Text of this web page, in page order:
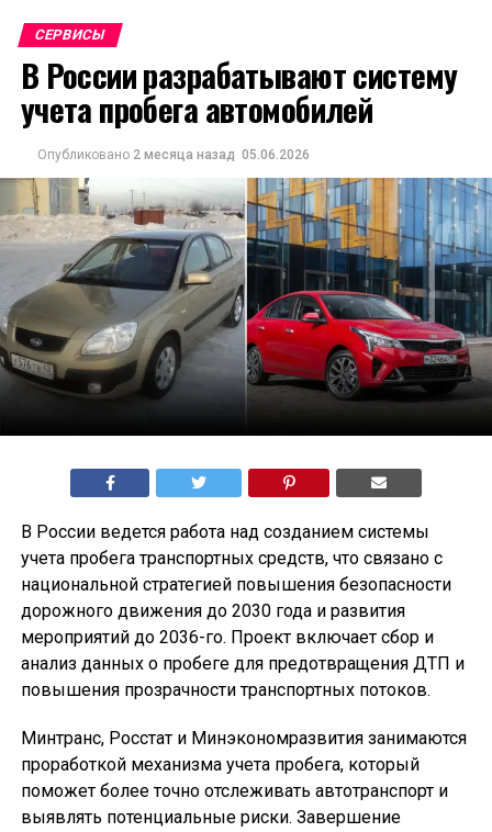
СЕРВИСЫ
В России разрабатывают систему
учета пробега автомобилей
Опубликовано 2 месяца назад 05.06.2026
В России ведется работа над созданием системы
учета пробега транспортных средств, что связано с
национальной стратегией повышения безопасности
дорожного движения до 2030 года и развития
мероприятий до 2036-го. Проект включает сбор и
анализ данных о пробеге для предотвращения ДТП и
повышения прозрачности транспортных потоков.
Минтранс, Росстат и Минэкономразвития занимаются
проработкой механизма учета пробега, который
поможет более точно отслеживать автотранспорт и
выявлять потенциальные риски. Завершение